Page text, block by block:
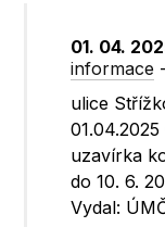
01. 04.
informace
ulice
uzavírka
do 10. 6.
Vydal: